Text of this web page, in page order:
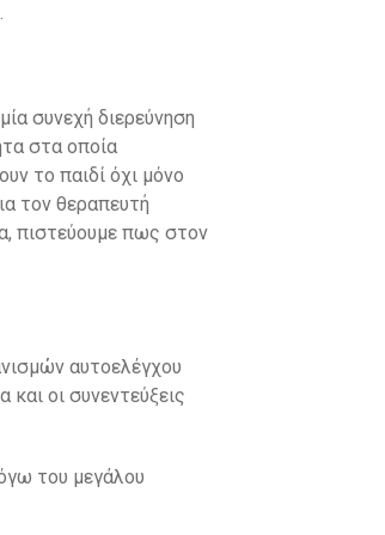
συνεχή διερεύνηση
στα οποία
το παιδί όχι μόνο
τον θεραπευτή
πιστεύουμε πως στον
αυτοελέγχου
οι συνεντεύξεις
του μεγάλου